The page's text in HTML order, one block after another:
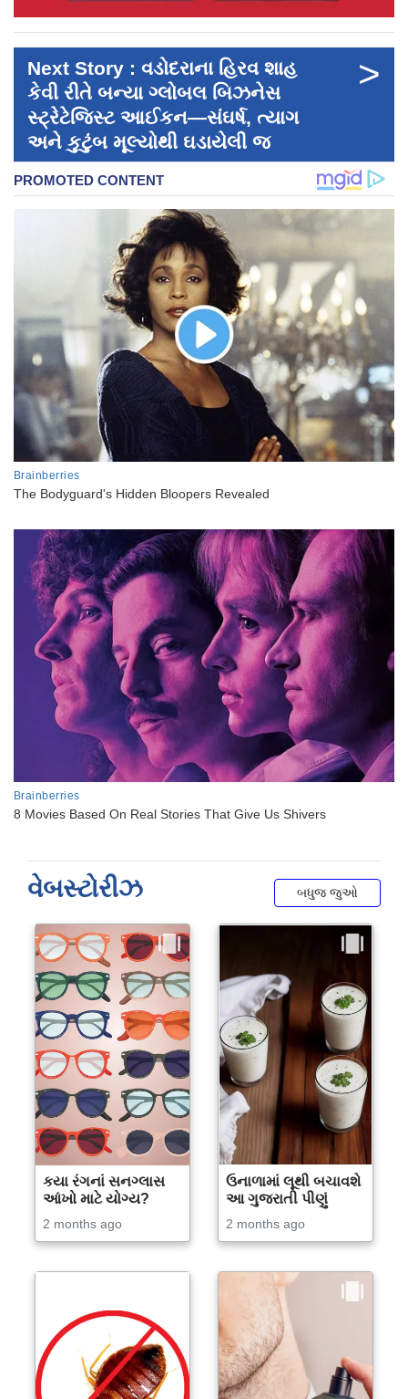
Next Story : વડોદરાના હિરવ શાહ
કેવી રીતે બન્યા ગ્લોબલ બિઝનેસ
સ્ટ્રેટેજિસ્ટ આઈકન—સંઘર્ષ, ત્યાગ
અને કુટુંબ મૂલ્યોથી ઘડાયેલી જ
>
વેબસ્ટોરીઝ બધુજ જુઓ
કયા રંગનાં સનગ્લાસ
આંખો માટે યોગ્ય?
2 months ago
ઉનાળામાં લૂથી બચાવશે
આ ગુજરાતી પીણું
2 months ago